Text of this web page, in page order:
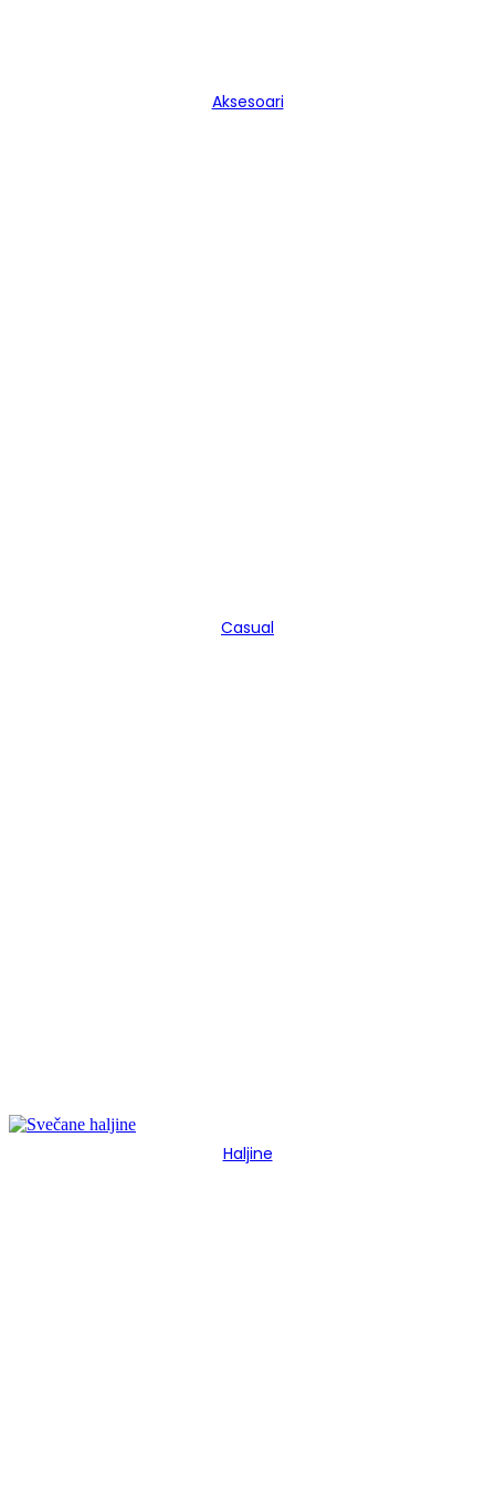
Aksesoari
Casual
Haljine